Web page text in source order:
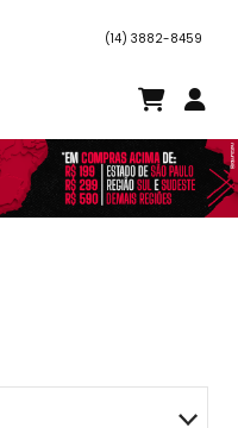
(14) 3882-8459